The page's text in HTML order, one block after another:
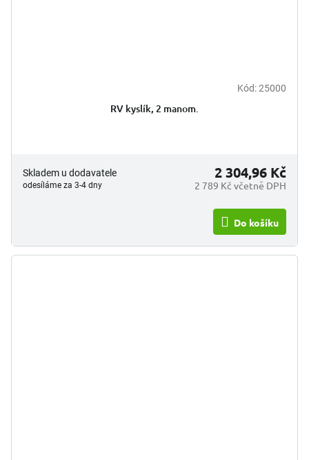
Kód:25000
RV kyslík, 2 manom.
Skladem u dodavatele
odesíláme za 3-4 dny 2 789 Kč včetně DPH
2 304,96 Kč
Do košíku